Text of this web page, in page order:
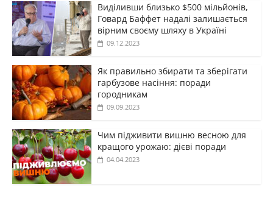
Виділивши близько $500 мільйонів,
Говард Баффет надалі залишається
вірним своєму шляху в Україні
09.12.2023
Як правильно збирати та зберігати
гарбузове насіння: поради
городникам
09.09.2023
Чим підживити вишню весною для
кращого урожаю: дієві поради
04.04.2023